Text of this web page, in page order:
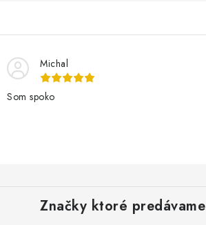
SMART GARDEN
Hodnotenie obchodu
Michal
Som spoko
Značky ktoré predávame